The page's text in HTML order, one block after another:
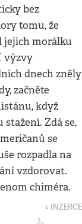
bez
tomu, že
jejich morálku
výzvy
dnech zněly
začněte
když
Zdá se,
se
rozpadla na
vzdorovat.
chiméra.
↓ INZERCE